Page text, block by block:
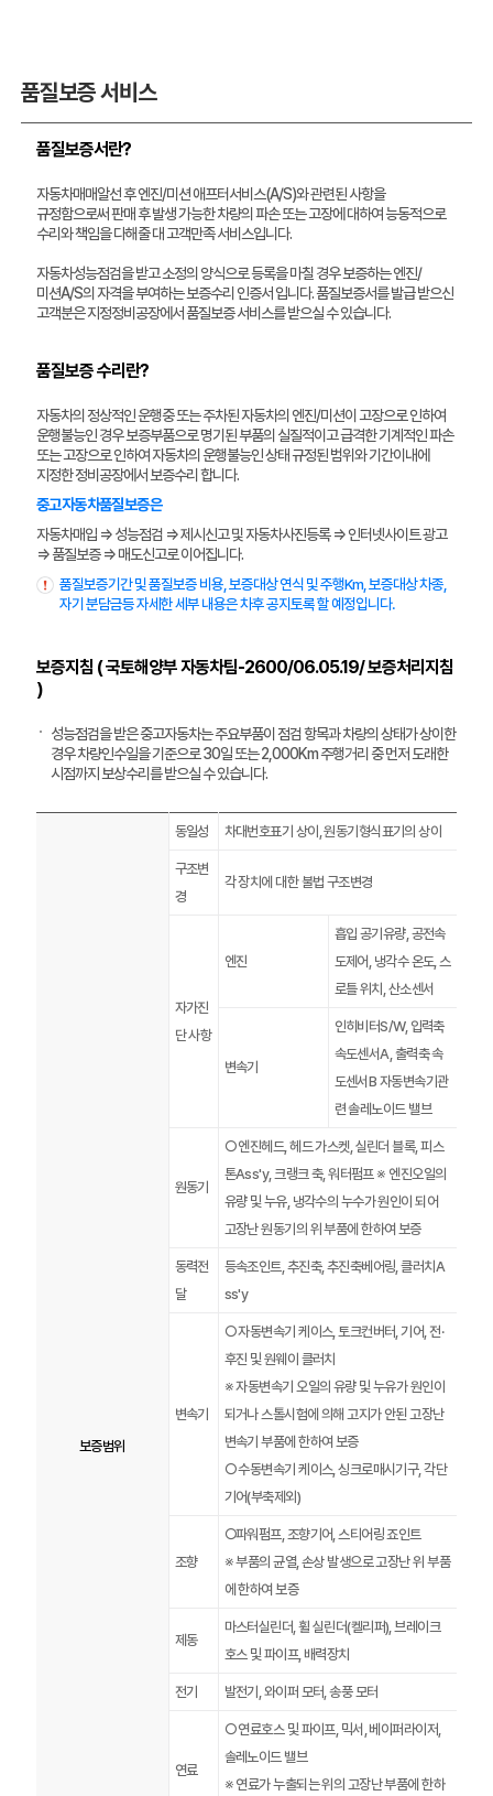
품질보증 서비스
품질보증서란?
자동차매매알선 후 엔진/미션 애프터서비스(A/S)와 관련된 사항을
규정함으로써 판매 후 발생 가능한 차량의 파손 또는 고장에 대하여 능동적으로
수리와 책임을 다해줄 대 고객만족 서비스입니다.
자동차성능점검을 받고 소정의 양식으로 등록을 마칠 경우 보증하는 엔진/
미션A/S의 자격을 부여하는 보증수리 인증서 입니다. 품질보증서를 발급 받으신
고객분은 지정정비공장에서 품질보증 서비스를 받으실 수 있습니다.
품질보증 수리란?
자동차의 정상적인 운행중 또는 주차된 자동차의 엔진/미션이 고장으로 인하여
운행불능인 경우 보증부품으로 명기된 부품의 실질적이고 급격한 기계적인 파손
또는 고장으로 인하여 자동차의 운행불능인 상태 규정된 범위와 기간이내에
지정한 정비공장에서 보증수리 합니다.
중고자동차품질보증은
자동차매입 ⇒ 성능점검 ⇒ 제시신고 및 자동차사진등록 ⇒ 인터넷사이트 광고
⇒ 품질보증 ⇒ 매도신고로 이어집니다.
품질보증기간 및 품질보증 비용, 보증대상 연식 및 주행Km, 보증대상 차종,
자기 분담금등 자세한 세부 내용은 차후 공지토록 할 예정입니다.
보증지침 ( 국토해양부 자동차팀-2600/06.05.19/ 보증처리지침
)
성능점검을 받은 중고자동차는 주요부품이 점검 항목과 차량의 상태가 상이한
경우 차량인수일을 기준으로 30일 또는 2,000Km 주행거리 중 먼저 도래한
시점까지 보상수리를 받으실 수 있습니다.
보증범위
동일성 차대번호표기 상이, 원동기형식표기의 상이
구조변
경
각 장치에 대한 불법 구조변경
자가진
단 사항
엔진
흡입 공기유량, 공전속
도제어, 냉각수 온도, 스
로틀 위치, 산소센서
변속기
인히비터S/W, 입력축
속도센서A, 출력축 속
도센서B 자동변속기관
련 솔레노이드 밸브
원동기
○ 엔진헤드, 헤드 가스켓, 실린더 블록, 피스
톤Ass'y, 크랭크 축, 워터펌프 ※ 엔진오일의
유량 및 누유, 냉각수의 누수가 원인이 되어
고장난 원동기의 위 부품에 한하여 보증
동력전
달
등속조인트, 추진축, 추진축베어링, 클러치A
ss'y
변속기
○ 자동변속기 케이스, 토크컨버터, 기어, 전·
후진 및 원웨이 클러치
※ 자동변속기 오일의 유량 및 누유가 원인이
되거나 스톨시험에 의해 고지가 안된 고장난
변속기 부품에 한하여 보증
○ 수동변속기 케이스, 싱크로매시기구, 각단
기어(부축제외)
조향
○파워펌프, 조향기어, 스티어링 죠인트
※ 부품의 균열, 손상 발생으로 고장난 위 부품
에 한하여 보증
제동
마스터실린더, 휠 실린더(켈리퍼), 브레이크
호스 및 파이프, 배력장치
전기 발전기, 와이퍼 모터, 송풍 모터
연료
○ 연료호스 및 파이프, 믹서, 베이퍼라이저,
솔레노이드 밸브
※ 연료가 누출되는 위의 고장난 부품에 한하